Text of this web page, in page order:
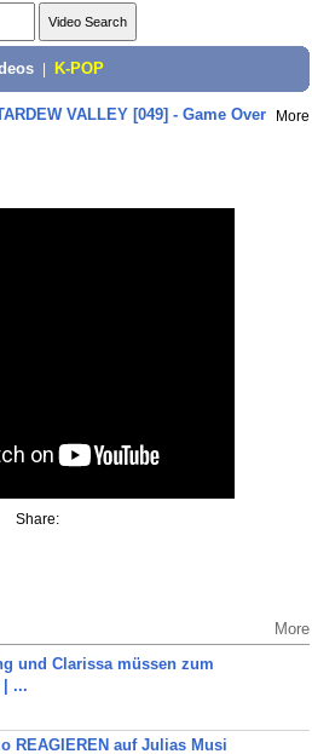
K-POP
VALLEY [049] - Game Over More
Share:
More
und Clarissa müssen zum
| ...
REAGIEREN auf Julias Musi